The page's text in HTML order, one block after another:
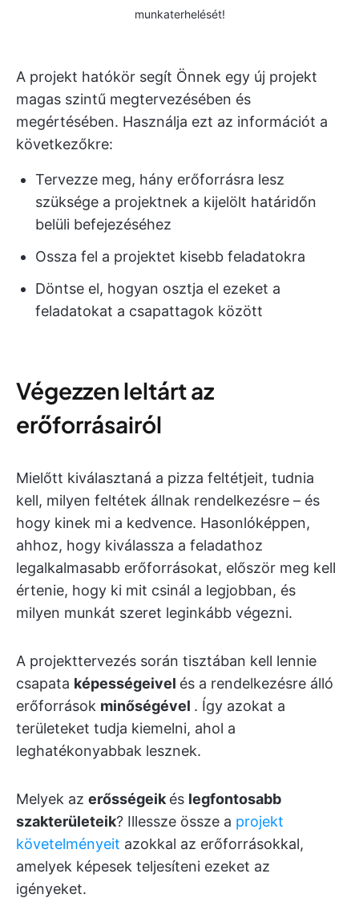
munkaterhelését!
A projekt hatókör segít Önnek egy új projekt
magas szintű megtervezésében és
megértésében. Használja ezt az információt a
következőkre:
Tervezze meg, hány erőforrásra lesz
szüksége a projektnek a kijelölt határidőn
belüli befejezéséhez
Ossza fel a projektet kisebb feladatokra
Döntse el, hogyan osztja el ezeket a
feladatokat a csapattagok között
Végezzen leltárt az
erőforrásairól
Mielőtt kiválasztaná a pizza feltétjeit, tudnia
kell, milyen feltétek állnak rendelkezésre – és
hogy kinek mi a kedvence. Hasonlóképpen,
ahhoz, hogy kiválassza a feladathoz
legalkalmasabb erőforrásokat, először meg kell
értenie, hogy ki mit csinál a legjobban, és
milyen munkát szeret leginkább végezni.
A projekttervezés során tisztában kell lennie
csapata képességeivel és a rendelkezésre álló
erőforrások minőségével . Így azokat a
területeket tudja kiemelni, ahol a
leghatékonyabbak lesznek.
Melyek az erősségeik és legfontosabb
szakterületeik? Illessze össze a projekt
követelményeit azokkal az erőforrásokkal,
amelyek képesek teljesíteni ezeket az
igényeket.